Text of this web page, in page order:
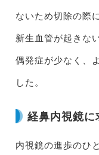
ないため切除の際
新生血管が起きな
偶発症が少なく、
した。
経鼻内視鏡に
内視鏡の進歩のひ